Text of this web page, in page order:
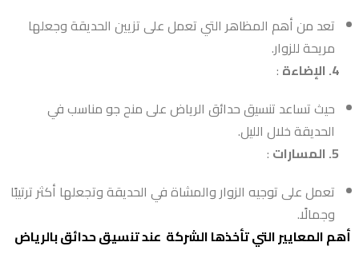
تعد من أهم المظاهر التي تعمل على تزيين الحديقة وجعلها
مريحة للزوار.
:
حيث تساعد تنسيق حدائق الرياض على منح جو مناسب في
الحديقة خلال الليل.
:
تعمل على توجيه الزوار والمشاة في الحديقة وتجعلها أكثر ترتيبًا
وجمالًا.
أهم المعايير التي تأخذها الشركة عند تنسيق حدائق بالرياض